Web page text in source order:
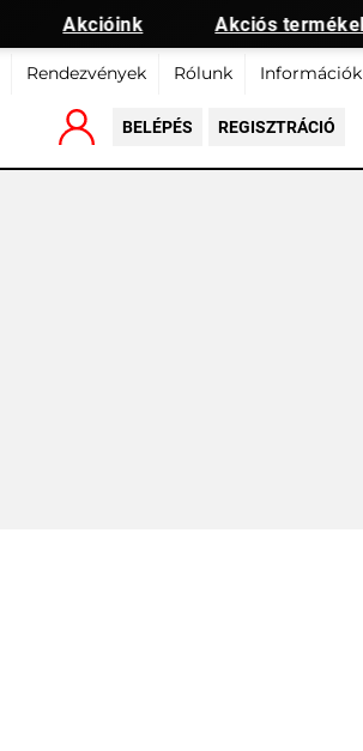
Akcióink Akciós termékek
BELÉPÉS REGISZTRÁCIÓ
Rendezvények Rólunk Információk